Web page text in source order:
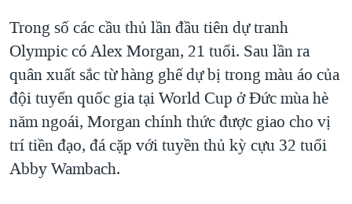
Trong số các cầu thủ lần đầu tiên dự tranh
Olympic có Alex Morgan, 21 tuổi. Sau lần ra
quân xuất sắc từ hàng ghế dự bị trong màu áo của
đội tuyển quốc gia tại World Cup ở Ðức mùa hè
năm ngoái, Morgan chính thức được giao cho vị
trí tiền đạo, đá cặp với tuyền thủ kỳ cựu 32 tuổi
Abby Wambach.